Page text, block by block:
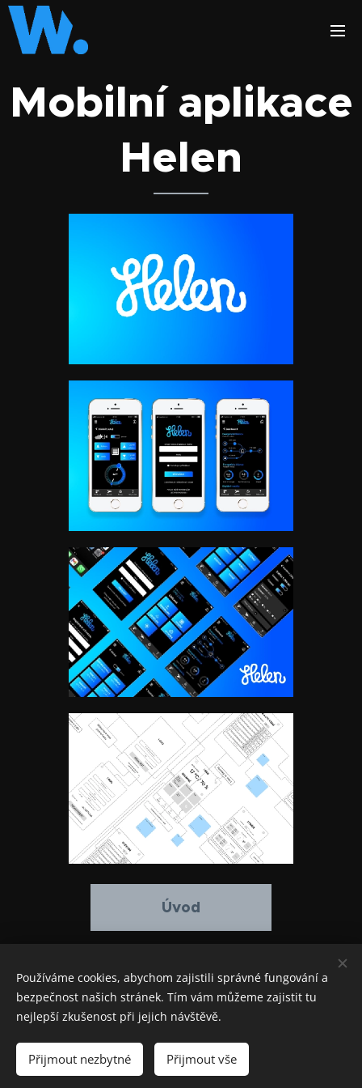
Mobilní aplikace
Helen
Úvod
© 2023 Ondřej W. Voráč
Vytvořeno službou Webnode
Používáme cookies, abychom zajistili správné fungování a
bezpečnost našich stránek. Tím vám můžeme zajistit tu
nejlepší zkušenost při jejich návštěvě.
Přijmout nezbytné Přijmout vše